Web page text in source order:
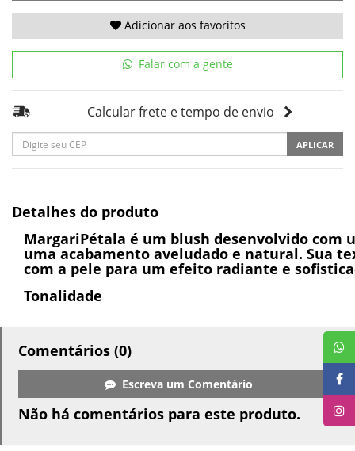
Adicionar aos favoritos
Falar com a gente
Calcular frete e tempo de envio
APLICAR
Detalhes do produto
MargariPétala é um blush desenvolvido
uma acabamento aveludado e natural. Sua
com a pele para um efeito radiante e
Tonalidade
Comentários (0)
Escreva um Comentário
Não há comentários para este produto.